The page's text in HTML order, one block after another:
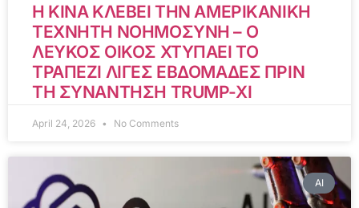
Η ΚΙΝΑ ΚΛΕΒΕΙ ΤΗΝ ΑΜΕΡΙΚΑΝΙΚΗ
ΤΕΧΝΗΤΗ ΝΟΗΜΟΣΥΝΗ – Ο
ΛΕΥΚΟΣ ΟΙΚΟΣ ΧΤΥΠΑΕΙ ΤΟ
ΤΡΑΠΕΖΙ ΛΙΓΕΣ ΕΒΔΟΜΑΔΕΣ ΠΡΙΝ
ΤΗ ΣΥΝΑΝΤΗΣΗ TRUMP-XI
April 24, 2026 No Comments
AI